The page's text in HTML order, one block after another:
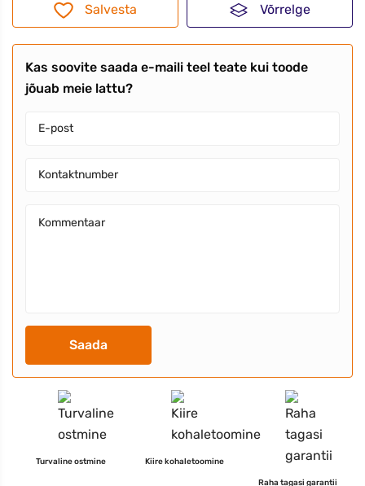
Salvesta Võrrelge
Kas soovite saada e-maili teel teate kui toode
jõuab meie lattu?
Saada
Turvaline ostmine Kiire kohaletoomine
Raha tagasi garantii